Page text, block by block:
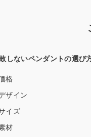
しないペンダントの選び
格
ザイン
イズ
材